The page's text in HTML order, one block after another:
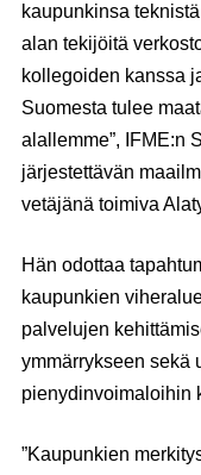
kaupunkinsa
alan tekijöitä
kollegoiden kanssa
Suomesta tulee
alallemme”, IFME:n
järjestettävän
vetäjänä toimiva
Hän odottaa
kaupunkien
palvelujen
ymmärrykseen sekä
pienydinvoimaloihin
”Kaupunkien